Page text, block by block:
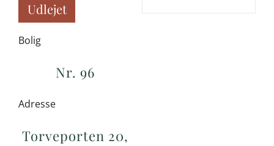
Udlejet
Bolig
Nr. 96
Adresse
Torveporten 20,